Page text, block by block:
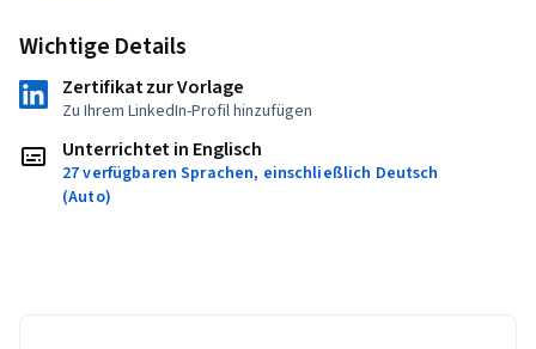
Wichtige Details
Zertifikat zur Vorlage
Zu Ihrem LinkedIn-Profil hinzufügen
Unterrichtet in Englisch
27 verfügbaren Sprachen, einschließlich Deutsch
(Auto)